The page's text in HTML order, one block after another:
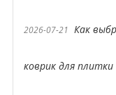
2026-07-21 Как
коврик для плитки